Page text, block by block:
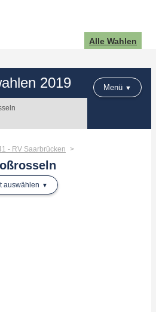
Alle Wahlen
2019 Menü
- RV Saarbrücken
auswählen